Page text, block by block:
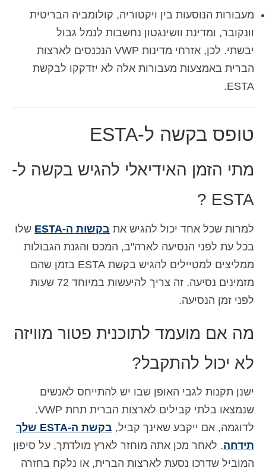
מעבורות הנוסעות בין ויקטוריה, קולומביה הבריטית
וונקובר, ומדינת וושינגטון נחשבות לנמל גבול
יבשתי. לכן, אזרחי מדינות VWP הנכנסים לארצות
הברית באמצעות מעבורות אלה לא יזדקקו לבקשת
ESTA.
טופס בקשה ל-ESTA
מתי הזמן האידיאלי להגיש בקשה ל-
ESTA ?
למרות שכל אחד יכול להגיש את בקשות ה-ESTA
שלו
בכל עת לפני הנסיעה לארה"ב, המכס והגנת הגבולות
ממליצים למטיילים להגיש בקשת ESTA בזמן שהם
מזמינים נסיעה. זה צריך להיעשות במיוחד 72 שעות
לפני זמן הנסיעה.
מה אם מועמד לתוכנית פטור מוויזה
לא יכול להתקבל?
ישנן תקנות לגבי האופן שבו יש להתייחס לאנשים
שנמצאו בלתי קבילים לארצות הברית תחת VWP.
לדוגמה, אם ייקבע שאינך קביל,
בקשת ה-ESTA שלך
תידחה. לאחר מכן אתה מוחזר לארץ מולדתך, על סיפון
המוביל שדרכו נסעת לארצות הברית, או נלקח בחזרה